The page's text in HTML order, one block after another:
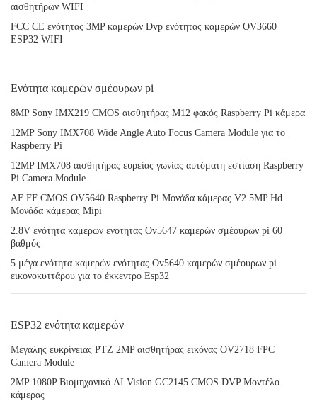
αισθητήρων WIFI
FCC CE ενότητας 3MP καμερών Dvp ενότητας καμερών OV3660
ESP32 WIFI
Ενότητα καμερών σμέουρων pi
8MP Sony IMX219 CMOS αισθητήρας M12 φακός Raspberry Pi κάμερα
12MP Sony IMX708 Wide Angle Auto Focus Camera Module για το
Raspberry Pi
12MP IMX708 αισθητήρας ευρείας γωνίας αυτόματη εστίαση Raspberry
Pi Camera Module
AF FF CMOS OV5640 Raspberry Pi Μονάδα κάμερας V2 5MP Hd
Μονάδα κάμερας Mipi
2.8V ενότητα καμερών ενότητας Ov5647 καμερών σμέουρων pi 60
βαθμός
5 μέγα ενότητα καμερών ενότητας Ov5640 καμερών σμέουρων pi
εικονοκυττάρου για το έκκεντρο Esp32
ESP32 ενότητα καμερών
Μεγάλης ευκρίνειας PTZ 2MP αισθητήρας εικόνας OV2718 FPC
Camera Module
2MP 1080P Βιομηχανικό AI Vision GC2145 CMOS DVP Μοντέλο
κάμερας